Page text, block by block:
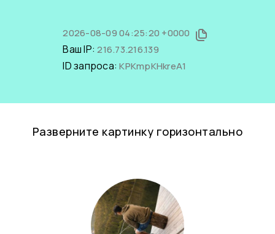
2026-08-09 04:25:20 +0000
Ваш IP:216.73.216.139
ID запроса:KPKmpKHkreA1
Разверните картинку горизонтально